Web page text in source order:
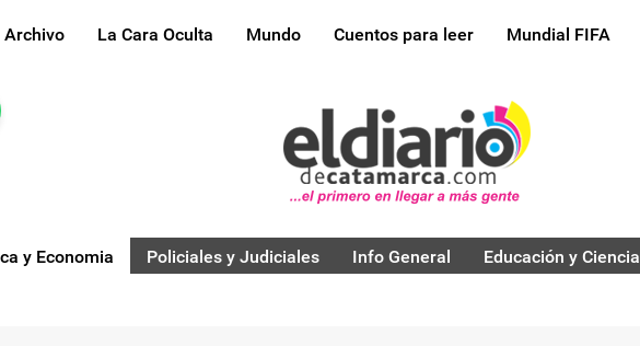
Archivo La Cara Oculta Mundo Cuentos para leer Mundial FIFA
y Economia Policiales y Judiciales Info General Educación y Ciencia